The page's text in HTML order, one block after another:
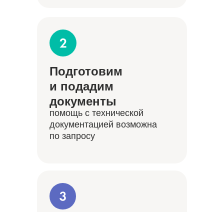
Подготовим
и подадим
документы
помощь с технической
документацией возможна
по запросу